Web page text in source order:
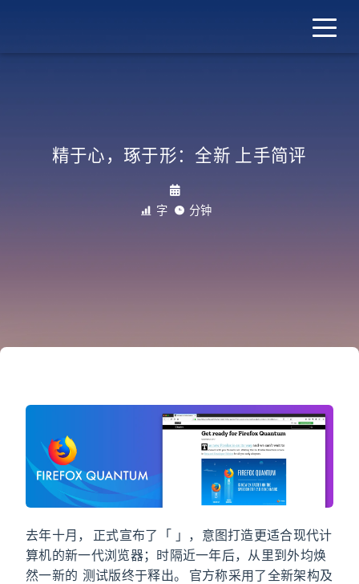
精于心，琢于形：全新 Firefox Quantum 上手简评
1.5k 字
5 分钟
去年十月，Mozilla 正式宣布了「Project Quantum」，意图打造更适合现代计
算机的新一代浏览器；时隔近一年后，从里到外均焕
然一新的 Firefox Quantum 测试版终于释出。Mozilla 官方称采用了全新架构及